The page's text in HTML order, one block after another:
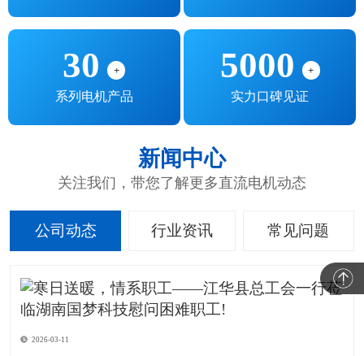
30 +
系列电机产品
5000 +
实力口碑见证
新闻中心
关注我们，带您了解更多直流电机动态
公司动态 行业资讯 常见问题
2026-03-11